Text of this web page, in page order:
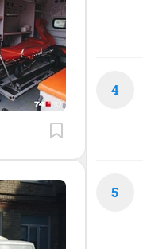
4
5